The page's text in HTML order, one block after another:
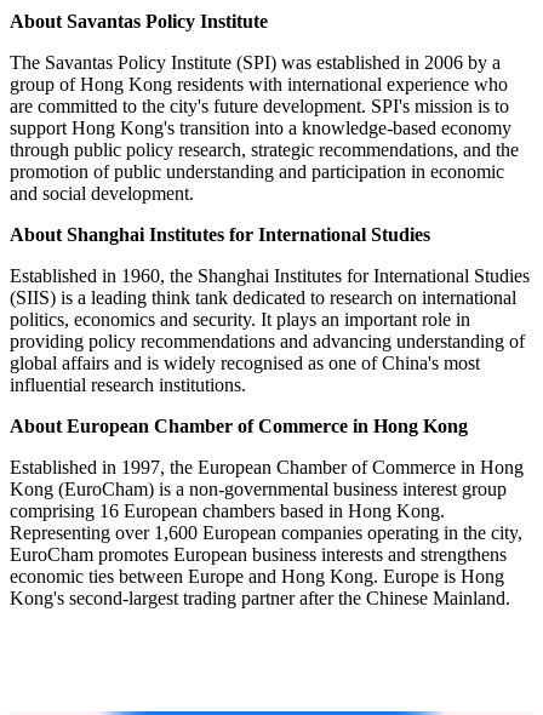
Mrs Regina Ip and Professor Kaisheng Li, Vice-President of the
Shanghai Institutes for International Studies, delivered a joint
briefing titled “‘APEC+’ vs ‘+APEC’: A Collaborative Initiative
from Shanghai and Hong Kong Think Tanks”.
About Global Prosperity Summit
The Global Prosperity Summit was initiated by a group of business
leaders, academics and experts in Hong Kong to provide a platform
for frank, objective and rational discussion of key issues shaping
global prosperity. The inaugural Summit was held in Hong Kong in
2024.
About Savantas Policy Institute
The Savantas Policy Institute (SPI) was established in 2006 by a
group of Hong Kong residents with international experience who
are committed to the city's future development. SPI's mission is to
support Hong Kong's transition into a knowledge-based economy
through public policy research, strategic recommendations, and the
promotion of public understanding and participation in economic
and social development.
About Shanghai Institutes for International Studies
Established in 1960, the Shanghai Institutes for International Studies
(SIIS) is a leading think tank dedicated to research on international
politics, economics and security. It plays an important role in
providing policy recommendations and advancing understanding of